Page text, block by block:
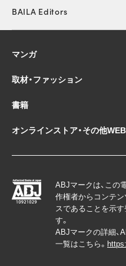
BAILA Editors
マンガ
取材・ファッション
書籍
オンラインストア・その他
ABJマークは、この
作権者からコンテ
スであることを示す
す。
ABJマークの詳細、
一覧はこちら。